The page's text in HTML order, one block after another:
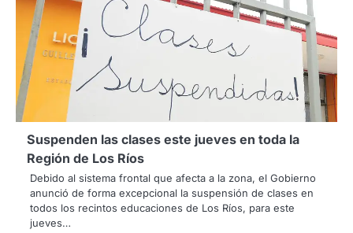
Suspenden las clases este jueves en toda la
Región de Los Ríos
Debido al sistema frontal que afecta a la zona, el Gobierno
anunció de forma excepcional la suspensión de clases en
todos los recintos educaciones de Los Ríos, para este
jueves…